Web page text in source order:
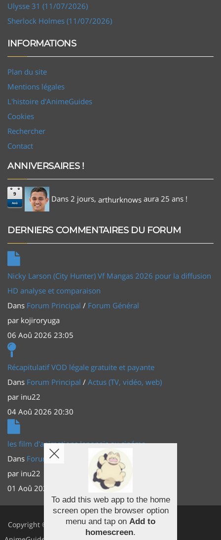
Ulysse 31 (11/07/2026)
Sherlock Holmes (11/07/2026)
INFORMATIONS
Plan du site
Mentions légales
L'histoire d'AnimeGuides
Cookies
Rechercher
Contact
ANNIVERSAIRES !
9
Aoû Dans 2 jours, arthurknows aura 25 ans !
DERNIERS COMMENTAIRES DU FORUM
Nicky Larson (City Hunter) Vf Mangas 2026 pour la diffusion
HD analyse et comparaison
Dans Forum Principal / Forum Général
par kojiroryuga
06 Aoû 2026 23:05
Récapitulatif VOD légale gratuite et payante
Dans Forum Principal / Actus (TV, vidéo, web)
par inu22
04 Aoû 2026 20:30
les film d'animations Japonais au cinéma
Dans Forum Principal
Actus (TV, vidéo, web)
par inu22
01 Aoû 2026 20:56
Copyright ©
Facebook
Youtube
To add this web app to the home
screen open the browser option
menu and tap on Add to
homescreen.